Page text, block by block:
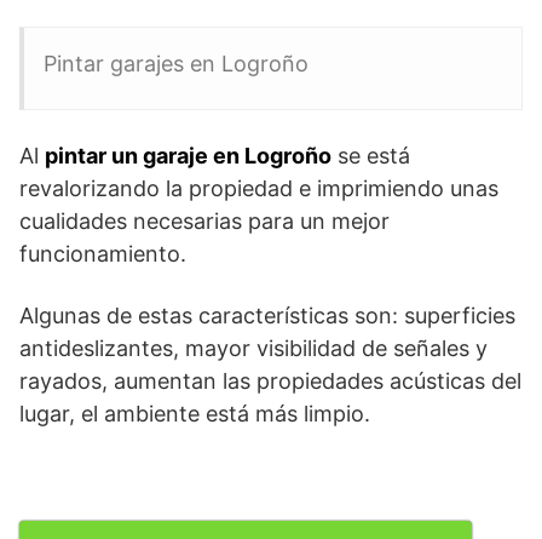
Pintar garajes en Logroño
Al pintar un garaje en Logroño se está
revalorizando la propiedad e imprimiendo unas
cualidades necesarias para un mejor
funcionamiento.
Algunas de estas características son: superficies
antideslizantes, mayor visibilidad de señales y
rayados, aumentan las propiedades acústicas del
lugar, el ambiente está más limpio.